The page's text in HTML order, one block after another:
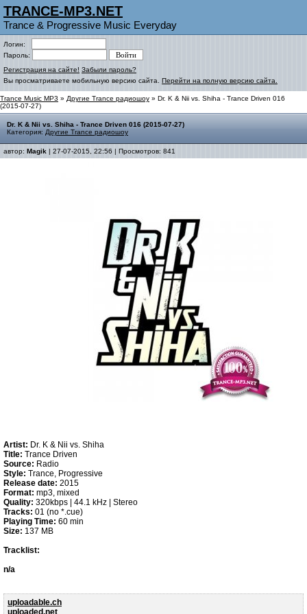
TRANCE-MP3.NET
Trance & Progressive Music Everyday
Логин:
Пароль:
Регистрация на сайте! Забыли пароль?
Вы просматриваете мобильную версию сайта. Перейти на полную версию сайта.
Trance Music MP3 » Другие Trance радиошоу » Dr. K & Nii vs. Shiha - Trance Driven 016
(2015-07-27)
Dr. K & Nii vs. Shiha - Trance Driven 016 (2015-07-27)
Категория: Другие Trance радиошоу
автор: Magik | 27-07-2015, 22:56 | Просмотров: 841
Artist: Dr. K & Nii vs. Shiha
Title: Trance Driven
Source: Radio
Style: Trance, Progressive
Release date: 2015
Format: mp3, mixed
Quality: 320kbps | 44.1 kHz | Stereo
Tracks: 01 (no *.cue)
Playing Time: 60 min
Size: 137 MB
Tracklist:
n/a
uploadable.ch
uploaded.net